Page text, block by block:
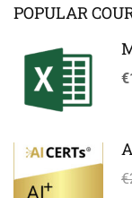
POPULAR